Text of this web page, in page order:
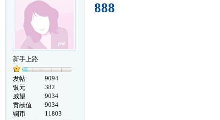
新手上路
发帖
9094
银元
382
威望
9034
贡献值
9034
铜币
11803
888